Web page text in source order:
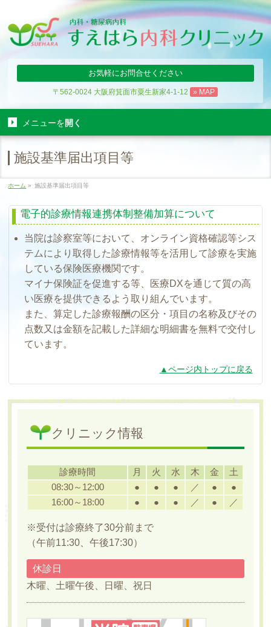
お気軽にお問合せください
〒562-0024 大阪府箕面市粟生新家4-1-12 » MAP
メニューを開く
施設基準届出項目等
ホーム » 施設基準届出項目等
電子的診療情報連携体制整備加算について
当院は診察室等において、オンライン資格確認等シス
テムにより取得した診療情報等を活用して診療を実施
している保険医療機関です。
マイナ保険証を促進する等、医療DXを通じて質の高
い医療を提供できるよう取り組んでいます。
また、算定した診療報酬の区分・項目の名称及びその
点数又は金額を記載した詳細な明細書を無料で交付し
ています。
▲ページ内トップに戻る
クリニック情報
診療時間 月 火 水 木 金
土
08:30～12:00
● ● ● ／ ●
●
16:00～18:00
● ● ● ／ ● ／
※受付は診療終了30分前まで
（午前11:30、午後17:30）
休診日
木曜、土曜午後、日曜、祝日